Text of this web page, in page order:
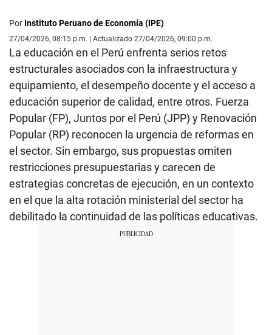
Por Instituto Peruano de Economía (IPE)
27/04/2026, 08:15 p.m. | Actualizado 27/04/2026, 09:00 p.m.
La educación en el Perú enfrenta serios retos
estructurales asociados con la infraestructura y
equipamiento, el desempeño docente y el acceso a
educación superior de calidad, entre otros. Fuerza
Popular (FP), Juntos por el Perú (JPP) y Renovación
Popular (RP) reconocen la urgencia de reformas en
el sector. Sin embargo, sus propuestas omiten
restricciones presupuestarias y carecen de
estrategias concretas de ejecución, en un contexto
en el que la alta rotación ministerial del sector ha
debilitado la continuidad de las políticas educativas.